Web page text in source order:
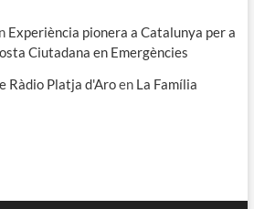
Experiència pionera a Catalunya per a
Ciutadana en Emergències
Ràdio Platja d'Aroen La Família